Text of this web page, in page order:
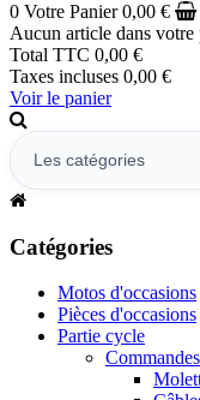
0 Votre Panier 0,00 €
Aucun article dans votre
Total TTC 0,00 €
Taxes incluses 0,00 €
Voir le panier
Catégories
Motos d'occasions
Pièces d'occasions
Partie cycle
Commandes